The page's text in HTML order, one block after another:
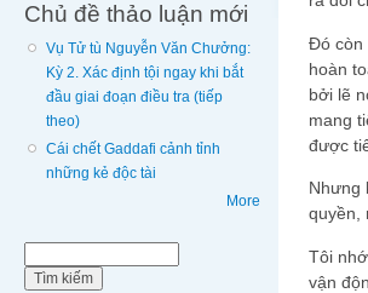
Chủ đề thảo luận mới
Vụ Tử tù Nguyễn Văn Chưởng:
Kỳ 2. Xác định tội ngay khi bắt
đầu giai đoạn điều tra (tiếp
theo)
Cái chết Gaddafi cảnh tỉnh
những kẻ độc tài
More
Đó còn
hoàn
bởi lẽ
mang
được
Nhưng
quyền,
Tôi
vận